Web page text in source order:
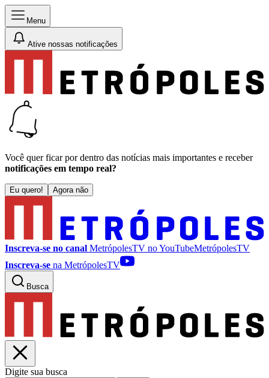
Menu
Ative nossas notificações
Você quer ficar por dentro das notícias mais importantes e receber
notificações em tempo real?
Eu quero! Agora não
Inscreva-se no canal MetrópolesTV noYouTubeMetrópolesTV
Inscreva-se na MetrópolesTV
Busca
Digite sua busca